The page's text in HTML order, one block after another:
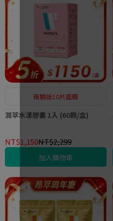
兩顆抵10片面膜
潤萃水漾膠囊 1入 (60顆/盒)
NT$1,150NT$2,299
加入購物車